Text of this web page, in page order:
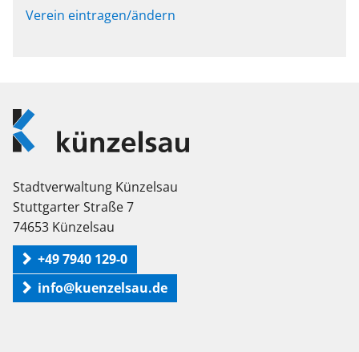
Verein eintragen/ändern
Logo
Künzelsau
Stadtverwaltung Künzelsau
Stuttgarter Straße 7
74653 Künzelsau
+49 7940 129-0
info@kuenzelsau.de